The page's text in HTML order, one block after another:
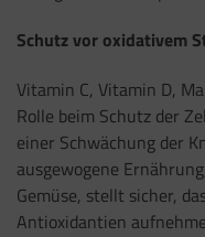
Schutz vor oxidativem
Vitamin C, Vitamin D,
Rolle beim Schutz der
einer Schwächung der
ausgewogene
Gemüse, stellt sicher,
Antioxidantien